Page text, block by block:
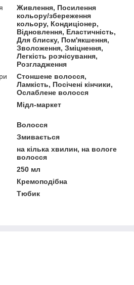
Живлення, Посилення
кольору/збереження
кольору, Кондиціонер,
Відновлення, Еластичність,
Для блиску, Пом'якшення,
Зволоження, Зміцнення,
Легкість розчісування,
Розгладження
Стоншене волосся,
Ламкість, Посічені кінчики,
Ослаблене волосся
Мідл-маркет
Волосся
Змивається
на кілька хвилин, на вологе
волосся
250 мл
Кремоподібна
Тюбик